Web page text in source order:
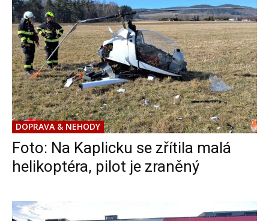
DOPRAVA & NEHODY
Foto: Na Kaplicku se zřítila malá
helikoptéra, pilot je zraněný